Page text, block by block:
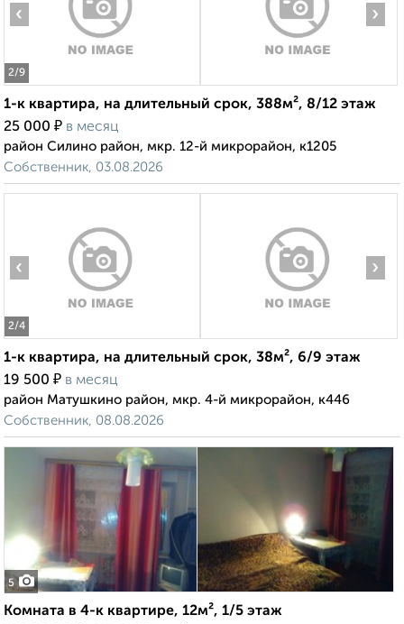
2/9
‹ ›
1-к квартира, на длительный срок, 388м², 8/12 этаж
25 000 ₽ в месяц
район Силино район, мкр. 12-й микрорайон, к1205
Собственник, 03.08.2026
2/4
‹ ›
1-к квартира, на длительный срок, 38м², 6/9 этаж
19 500 ₽ в месяц
район Матушкино район, мкр. 4-й микрорайон, к446
Собственник, 08.08.2026
5
Комната в 4-к квартире, 12м², 1/5 этаж